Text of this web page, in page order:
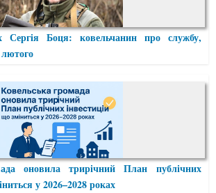
Сергія Боця: ковельчанин про службу,
оновила трирічний План публічних
у 2026–2028 роках